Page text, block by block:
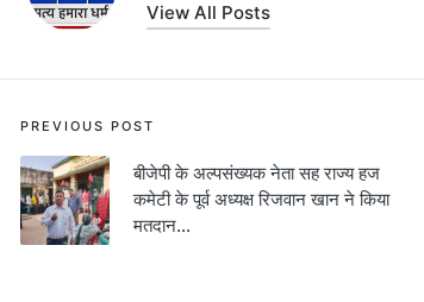
View All Posts
Post
navigation
PREVIOUS POST
बीजेपी के अल्पसंख्यक नेता सह राज्य हज
कमेटी के पूर्व अध्यक्ष रिजवान खान ने किया
मतदान…